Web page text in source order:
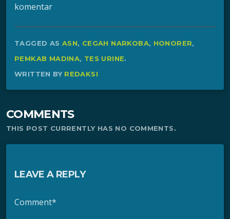
komentar
TAGGED AS ASN, CEGAH NARKOBA, HONORER,
PEMKAB MADINA, TES URINE.
WRITTEN BY REDAKSI
COMMENTS
THIS POST CURRENTLY HAS NO COMMENTS.
LEAVE A REPLY
Comment*